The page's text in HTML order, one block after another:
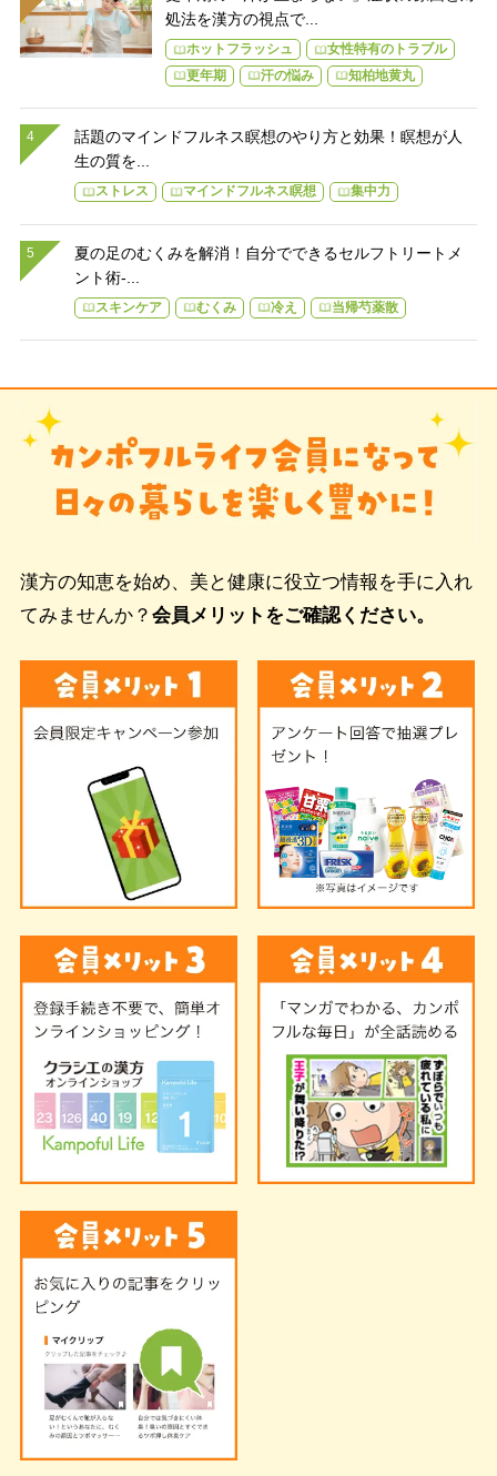
処法を漢方の視点で...
ホットフラッシュ
女性特有のトラブル
更年期
汗の悩み 知柏地黄丸
話題のマインドフルネス瞑想のやり方と効果！瞑想が人
生の質を...
ストレス マインドフルネス瞑想 集中力
夏の足のむくみを解消！自分でできるセルフトリートメ
ント術-...
スキンケア むくみ 冷え 当帰芍薬散
漢方の知恵を始め、美と健康に役立つ情報を手に入れ
てみませんか？ 会員メリットをご確認ください。